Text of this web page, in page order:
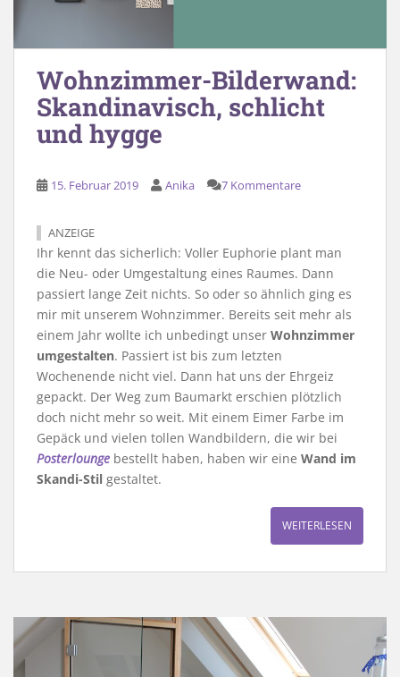
Wohnzimmer-Bilderwand:
Skandinavisch, schlicht
und hygge
15. Februar 2019 Anika 7 Kommentare
ANZEIGE
Ihr kennt das sicherlich: Voller Euphorie plant man
die Neu- oder Umgestaltung eines Raumes. Dann
passiert lange Zeit nichts. So oder so ähnlich ging es
mir mit unserem Wohnzimmer. Bereits seit mehr als
einem Jahr wollte ich unbedingt unser Wohnzimmer
umgestalten. Passiert ist bis zum letzten
Wochenende nicht viel. Dann hat uns der Ehrgeiz
gepackt. Der Weg zum Baumarkt erschien plötzlich
doch nicht mehr so weit. Mit einem Eimer Farbe im
Gepäck und vielen tollen Wandbildern, die wir bei
Posterlounge bestellt haben, haben wir eine Wand im
Skandi-Stil gestaltet.
WEITERLESEN